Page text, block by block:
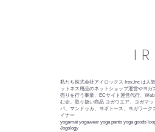
私たち株式会社アイロックス Irox,Inc は人
ットネス用品のネットショップ運営やヨ
売りを行う事業、ECサイト運営代行、
む企。取り扱い商品 ヨガウエア、ヨガマ
パ、マンドゥカ、ヨギトース、ヨガワーク
イナー
yogamat yogawear yoga pants yoga goods
Jogology